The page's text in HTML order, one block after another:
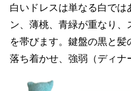
白いドレスは単なる白で
ン、薄桃、青緑が重なり
を帯びます。鍵盤の黒と
落ち着かせ、強弱（ディナ